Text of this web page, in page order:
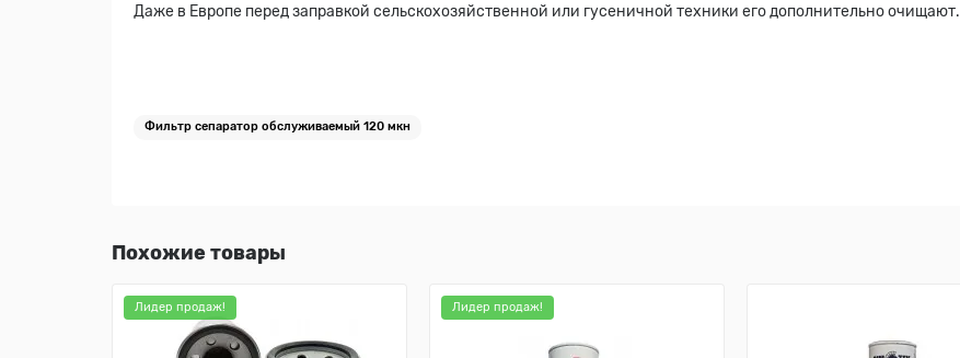
Даже в Европе перед заправкой сельскохозяйственной или гусеничной техники его дополнительно очищают.
Фильтр сепаратор обслуживаемый 120 мкн
Похожие товары
Лидер продаж! Лидер продаж!